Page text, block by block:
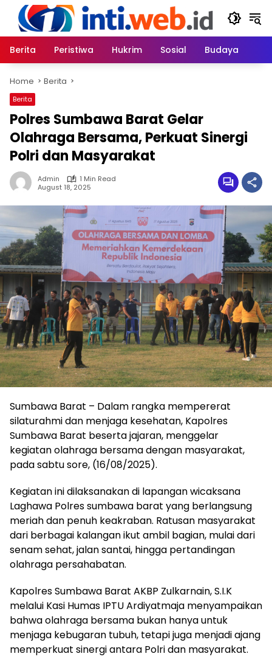
content
Berita
Peristiwa Hukrim Sosial Budaya
Home Berita
Berita
Polres Sumbawa Barat Gelar
Olahraga Bersama, Perkuat Sinergi
Polri dan Masyarakat
Admin
1 Min Read
August 18, 2025
Sumbawa Barat – Dalam rangka mempererat
silaturahmi dan menjaga kesehatan, Kapolres
Sumbawa Barat beserta jajaran, menggelar
kegiatan olahraga bersama dengan masyarakat,
pada sabtu sore, (16/08/2025).
Kegiatan ini dilaksanakan di lapangan wicaksana
Laghawa Polres sumbawa barat yang berlangsung
meriah dan penuh keakraban. Ratusan masyarakat
dari berbagai kalangan ikut ambil bagian, mulai dari
senam sehat, jalan santai, hingga pertandingan
olahraga persahabatan.
Kapolres Sumbawa Barat AKBP Zulkarnain, S.I.K
melalui Kasi Humas IPTU Ardiyatmaja menyampaikan
bahwa olahraga bersama bukan hanya untuk
menjaga kebugaran tubuh, tetapi juga menjadi ajang
memperkuat sinergi antara Polri dan masyarakat.